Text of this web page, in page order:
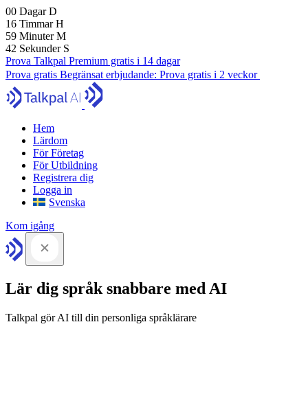
00 DagarD
16 TimmarH
59 MinuterM
41 Sekunder S
Prova Talkpal Premium gratis i 14 dagar
Prova gratis Begränsat erbjudande: Prova gratis i 2 veckor
Hem
Lärdom
För Företag
För Utbildning
Registrera dig
Logga in
Svenska
Kom igång
Lär dig språk snabbare med AI
Talkpal gör AI till din personliga språklärare